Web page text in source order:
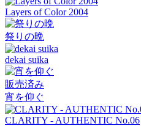
Layers of Color 2004
祭りの晩
dekai suika
販売済み
宵を仰ぐ
CLARITY - AUTHENTIC No.06